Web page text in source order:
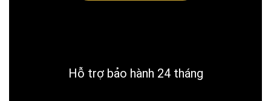
Hỗ trợ bảo hành 24 tháng